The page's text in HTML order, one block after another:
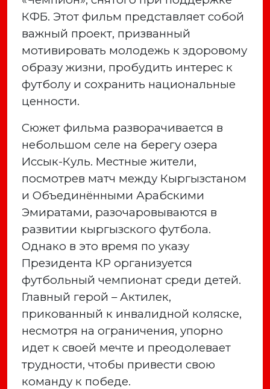
КФБ. Этот фильм представляет собой
важный проект, призванный
мотивировать молодежь к здоровому
образу жизни, пробудить интерес к
футболу и сохранить национальные
ценности.
Сюжет фильма разворачивается в
небольшом селе на берегу озера
Иссык-Куль. Местные жители,
посмотрев матч между Кыргызстаном
и Объединёнными Арабскими
Эмиратами, разочаровываются в
развитии кыргызского футбола.
Однако в это время по указу
Президента КР организуется
футбольный чемпионат среди детей.
Главный герой – Актилек,
прикованный к инвалидной коляске,
несмотря на ограничения, упорно
идет к своей мечте и преодолевает
трудности, чтобы привести свою
команду к победе.